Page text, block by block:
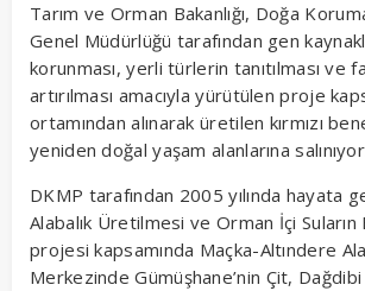
Tarım ve Orman Bakanlığı, Doğa
Genel Müdürlüğü tarafından gen
korunması, yerli türlerin tanıtılması ve
artırılması amacıyla yürütülen proje
ortamından alınarak üretilen kırmızı
yeniden doğal yaşam alanlarına
DKMP tarafından 2005 yılında hayata
Alabalık Üretilmesi ve Orman İçi Suların
projesi kapsamında Maçka-Altındere
Merkezinde Gümüşhane’nin Çit,